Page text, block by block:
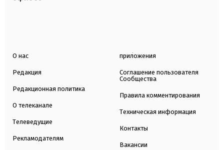
О нас
Редакция
Редакционная политика
О телеканале
Телеведущие
Рекламодателям
приложения
Соглашение пользователя
Сообщества
Правила комментирования
Техническая информация
Контакты
Вакансии